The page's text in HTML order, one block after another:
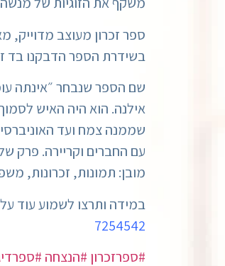
ספר זכרון מעוצב
בשידרת הספר הדבקנו בד
שם הספר שנבחר ״אינתה
שממנה צמח ועד
עם החברים וקריירה. פרק
מובן: תמונות, זכרונות,
במידה ותרצו לשמוע עוד
7254542
#ספרזכרון #הנצחה